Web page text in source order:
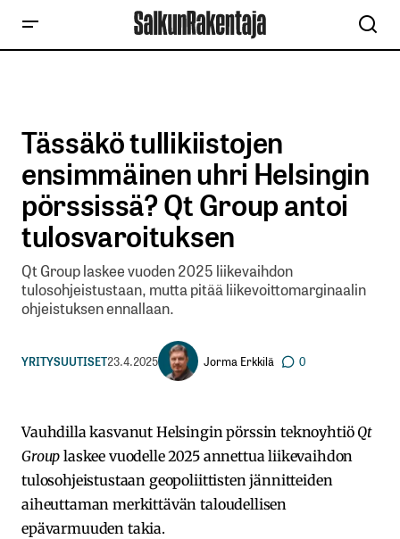
Tässäkö tullikiistojen
ensimmäinen uhri Helsingin
pörssissä? Qt Group antoi
tulosvaroituksen
Qt Group laskee vuoden 2025 liikevaihdon
tulosohjeistustaan, mutta pitää liikevoittomarginaalin
ohjeistuksen ennallaan.
YRITYSUUTISET23.4.2025 Jorma Erkkilä 0
Vauhdilla kasvanut Helsingin pörssin teknoyhtiö Qt
Group laskee vuodelle 2025 annettua liikevaihdon
tulosohjeistustaan geopoliittisten jännitteiden
aiheuttaman merkittävän taloudellisen
epävarmuuden takia.